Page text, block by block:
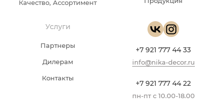
Качество, Ассортимент
Услуги
Партнеры
Дилерам
Контакты
+7 921 777 44 33
info@nika-decor.ru
+7 921 777 44 22
пн-пт с 10.00-18.00